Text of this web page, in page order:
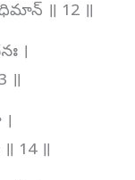
॥ 12 ॥
।
॥
14 ॥